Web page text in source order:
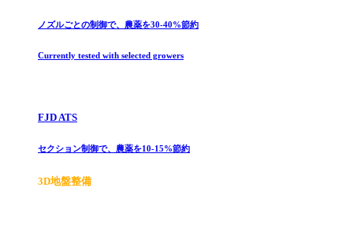
ノズルごとの制御で、農薬を30-40%節約
Currently tested with selected growers
FJD ATS
セクション制御で、農薬を10-15%節約
3D地盤整備